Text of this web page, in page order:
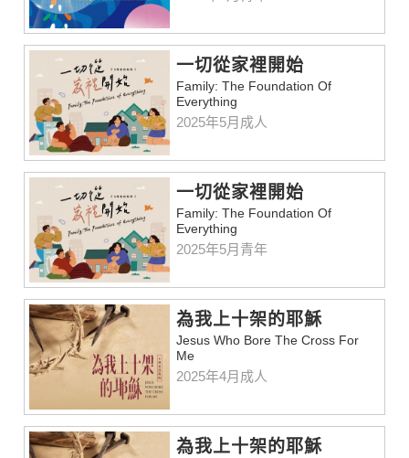
一切從家裡開始
Family: The Foundation Of
Everything
2025年5月成人
一切從家裡開始
Family: The Foundation Of
Everything
2025年5月青年
為我上十架的耶穌
Jesus Who Bore The Cross For
Me
2025年4月成人
為我上十架的耶穌